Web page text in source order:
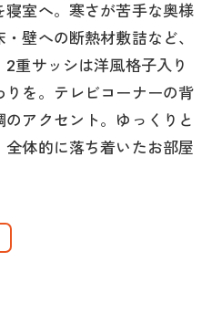
室へ。寒さが苦手な奥様
壁への断熱材敷詰など、
重サッシは洋風格子入り
を。テレビコーナーの背
アクセント。ゆっくりと
体的に落ち着いたお部屋